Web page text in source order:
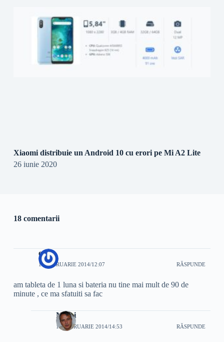
Xiaomi distribuie un Android 10 cu erori pe Mi A2 Lite
26 iunie 2020
18 comentarii
emil
10 FEBRUARIE 2014/12:07 RĂSPUNDE
am tableta de 1 luna si bateria nu tine mai mult de 90 de
minute , ce ma sfatuiti sa fac
Mihai
10 FEBRUARIE 2014/14:53 RĂSPUNDE